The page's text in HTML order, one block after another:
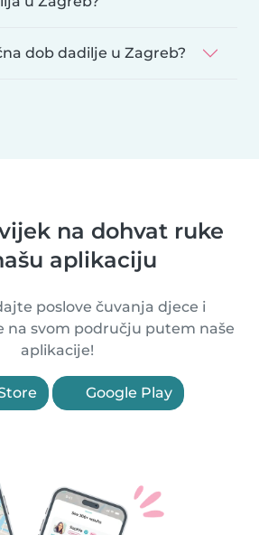
dob dadilje u Zagreb?
na dohvat ruke
aplikaciju
poslove čuvanja djece i
na svom području putem naše
aplikacije!
Google Play